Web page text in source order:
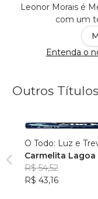
Leonor Morais é
com um
Entenda o
Outros
O Todo: Luz e
Carmelita Lagoa
R$ 54,52
R$ 43,16